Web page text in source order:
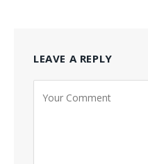
LEAVE A REPLY